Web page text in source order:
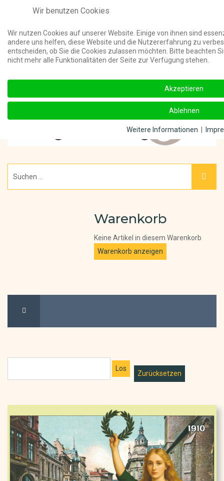
Warenkorb
Keine Artikel in diesem Warenkorb
Wir benutzen Cookies
Wir nutzen Cookies auf unserer Website. Einige von ihnen sind
andere uns helfen, diese Website und die Nutzererfahrung zu
entscheiden, ob Sie die Cookies zulassen möchten. Bitte beachten
nicht mehr alle Funktionalitäten der Seite zur Verfügung stehen.
Akzeptieren
Ablehnen
Weitere Informationen